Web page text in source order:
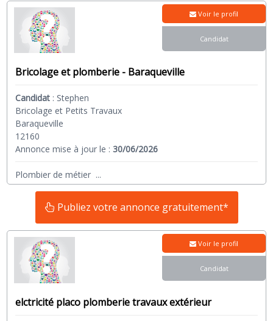
Bricolage et plomberie - Baraqueville
Candidat : Stephen
Bricolage et Petits Travaux
Baraqueville
12160
Annonce mise à jour le :30/06/2026
Plombier de métier ...
Voir le profil
Candidat
Publiez votre annonce gratuitement*
elctricité placo plomberie travaux extérieur
Voir le profil
Candidat